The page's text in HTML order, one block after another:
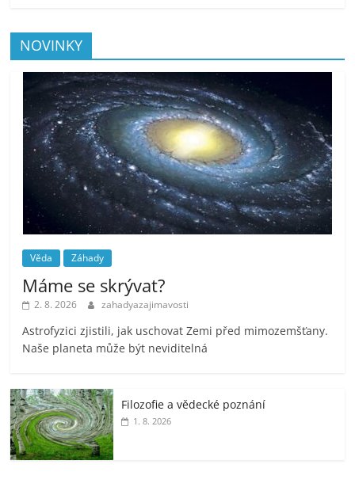
NOVINKY
Věda Záhady
Máme se skrývat?
2. 8. 2026 zahadyazajimavosti
Astrofyzici zjistili, jak uschovat Zemi před mimozemšťany.
Naše planeta může být neviditelná
Filozofie a vědecké poznání
1. 8. 2026